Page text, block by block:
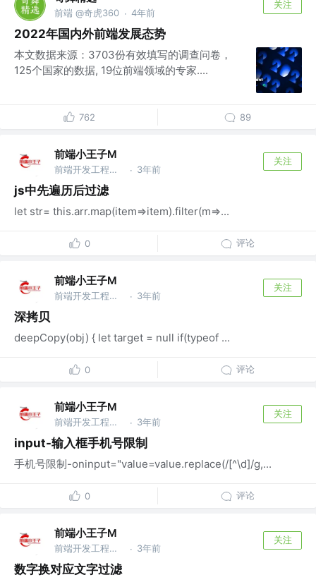
前端 @奇虎360 · 4年前
关注
2022年国内外前端发展态势
本文数据来源：3703份有效填写的调查问卷，
125个国家的数据, 19位前端领域的专家....
762 89
前端小王子M
前端开发工程师 @阿里巴巴 · 3年前
关注
js中先遍历后过滤
let str= this.arr.map(item=>item).filter(m=>...
0 评论
前端小王子M
前端开发工程师 @阿里巴巴 · 3年前
关注
深拷贝
deepCopy(obj) { let target = null if(typeof ...
0 评论
前端小王子M
前端开发工程师 @阿里巴巴 · 3年前
关注
input-输入框手机号限制
手机号限制-oninput="value=value.replace(/[^\d]/g,...
0 评论
前端小王子M
前端开发工程师 @阿里巴巴 · 3年前
关注
数字换对应文字过滤